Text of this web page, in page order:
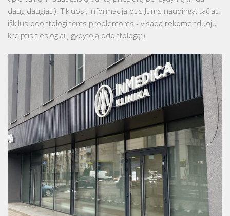
daug daugiau). Tikiuosi, informacija bus Jums naudinga, tačiau
iškilus odontologinėms problemoms - visada rekomenduoju
kreiptis tiesiogiai į gydytoją odontologą:)